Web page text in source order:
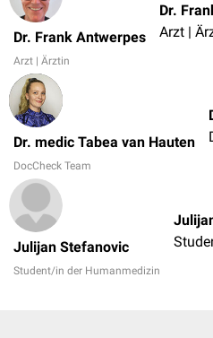
Dr. Frank Antwerpes
Arzt | Ärztin
Dr.
Arzt |
Dr. medic Tabea van Hauten
DocCheck Team
Julijan Stefanovic
Student/in der Humanmedizin